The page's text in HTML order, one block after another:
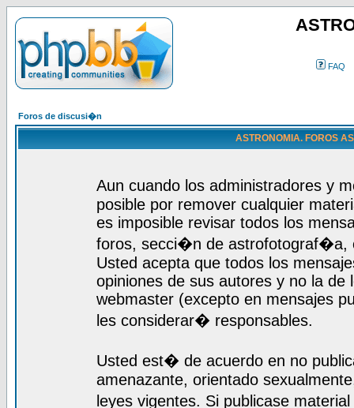
FAQ
Foros de discusi�n
ASTRONOMIA. FOROS
Aun cuando los administradores y
posible por remover cualquier
es imposible revisar todos los
foros, secci�n de astrofotograf�a,
Usted acepta que todos los
opiniones de sus autores y no la
webmaster (excepto en mensajes
les considerar� responsables.
Usted est� de acuerdo en no
amenazante, orientado
leyes vigentes. Si publicase